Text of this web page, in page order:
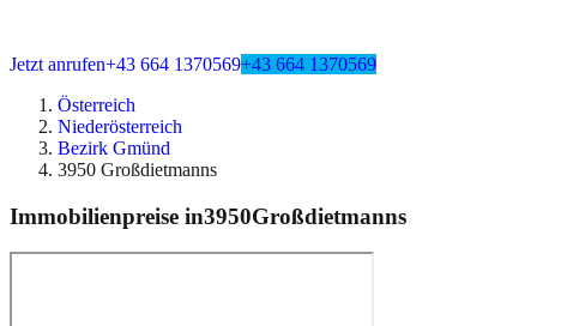
Jetzt anrufen+43 664 1370569+43 664 1370569
Österreich
Niederösterreich
Bezirk Gmünd
3950 Großdietmanns
Immobilienpreise in3950Großdietmanns